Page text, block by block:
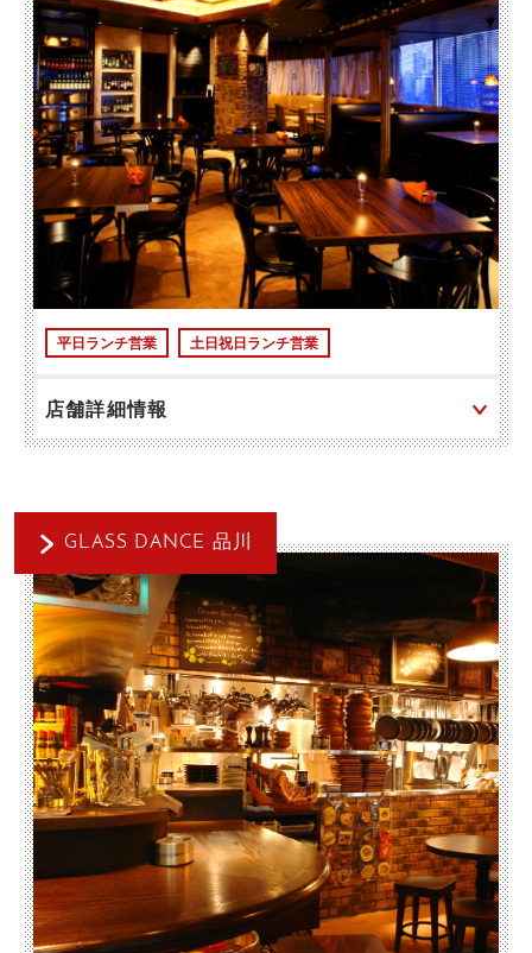
平日ランチ営業 土日祝日ランチ営業
店舗詳細情報
GLASS DANCE 品川